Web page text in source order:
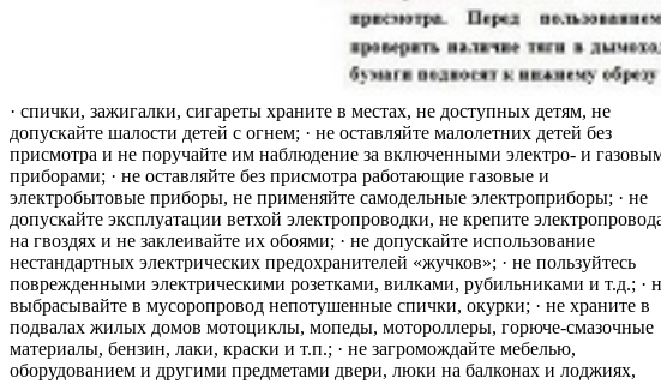
· спички, зажигалки, сигареты храните в местах, не доступных детям, не
допускайте шалости детей с огнем; · не оставляйте малолетних детей без
присмотра и не поручайте им наблюдение за включенными электро- и
приборами; · не оставляйте без присмотра работающие газовые и
электробытовые приборы, не применяйте самодельные электроприборы; · не
допускайте эксплуатации ветхой электропроводки, не крепите
на гвоздях и не заклеивайте их обоями; · не допускайте использование
нестандартных электрических предохранителей «жучков»; · не пользуйтесь
поврежденными электрическими розетками, вилками, рубильниками и т.д.; ·
выбрасывайте в мусоропровод непотушенные спички, окурки; · не храните в
подвалах жилых домов мотоциклы, мопеды, мотороллеры, горюче-смазочные
материалы, бензин, лаки, краски и т.п.; · не загромождайте мебелью,
оборудованием и другими предметами двери, люки на балконах и лоджиях,